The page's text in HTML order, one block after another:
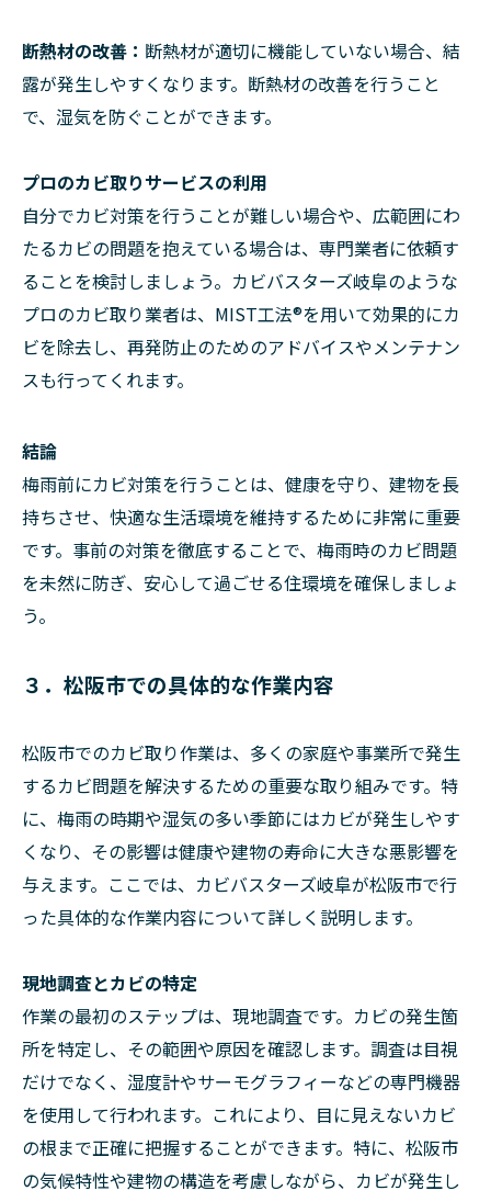
断熱材の改善： 断熱材が適切に機能していない場合、結
露が発生しやすくなります。断熱材の改善を行うこと
で、湿気を防ぐことができます。
プロのカビ取りサービスの利用
自分でカビ対策を行うことが難しい場合や、広範囲にわ
たるカビの問題を抱えている場合は、専門業者に依頼す
ることを検討しましょう。カビバスターズ岐阜のような
プロのカビ取り業者は、MIST工法®を用いて効果的にカ
ビを除去し、再発防止のためのアドバイスやメンテナン
スも行ってくれます。
結論
梅雨前にカビ対策を行うことは、健康を守り、建物を長
持ちさせ、快適な生活環境を維持するために非常に重要
です。事前の対策を徹底することで、梅雨時のカビ問題
を未然に防ぎ、安心して過ごせる住環境を確保しましょ
う。
３．松阪市での具体的な作業内容
松阪市でのカビ取り作業は、多くの家庭や事業所で発生
するカビ問題を解決するための重要な取り組みです。特
に、梅雨の時期や湿気の多い季節にはカビが発生しやす
くなり、その影響は健康や建物の寿命に大きな悪影響を
与えます。ここでは、カビバスターズ岐阜が松阪市で行
った具体的な作業内容について詳しく説明します。
現地調査とカビの特定
作業の最初のステップは、現地調査です。カビの発生箇
所を特定し、その範囲や原因を確認します。調査は目視
だけでなく、湿度計やサーモグラフィーなどの専門機器
を使用して行われます。これにより、目に見えないカビ
の根まで正確に把握することができます。特に、松阪市
の気候特性や建物の構造を考慮しながら、カビが発生し